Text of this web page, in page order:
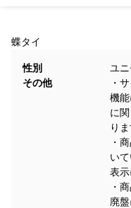
蝶タイ
性別
ユ
その他
・
機
に
りま
・
い
表示
・
廃